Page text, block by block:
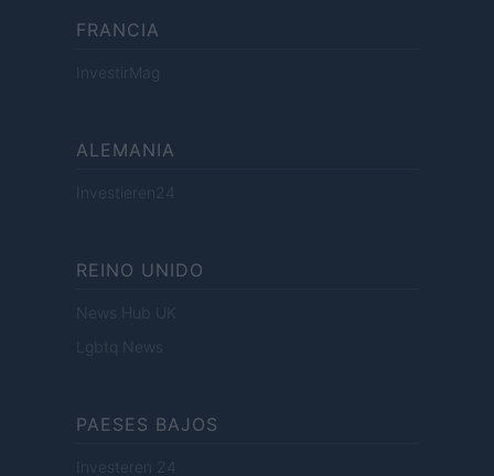
FRANCIA
InvestirMag
ALEMANIA
Investieren24
REINO UNIDO
News Hub UK
Lgbtq News
PAESES BAJOS
Investeren 24